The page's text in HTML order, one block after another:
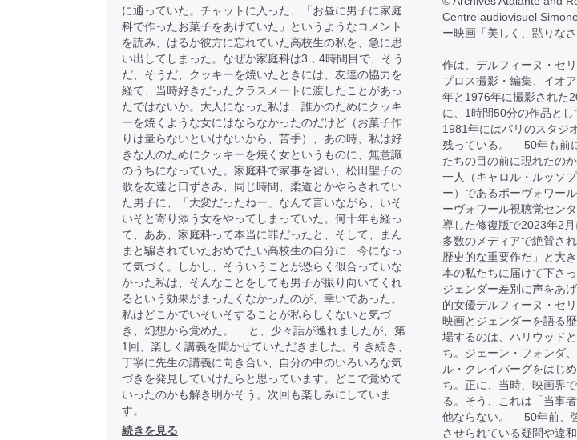
に通っていた。チャットに入った、「お昼に男子に家庭
科で作ったお菓子をあげていた」というようなコメント
を読み、はるか彼方に忘れていた高校生の私を、急に思
い出してしまった。なぜか家庭科は3，4時間目で、そう
だ、そうだ、クッキーを焼いたときには、友達の協力を
経て、当時好きだったクラスメートに渡したことがあっ
たではないか。大人になった私は、誰かのためにクッキ
ーを焼くような女にはならなかったのだけど（お菓子作
りは量らないといけないから、苦手）、あの時、私は好
きな人のためにクッキーを焼く女というものに、無意識
のうちになっていた。家庭科で家事を習い、松田聖子の
歌を友達と口ずさみ、同じ時間、柔道とかやらされてい
た男子に、「大変だったねー」なんて言いながら、いそ
いそと寄り添う女をやってしまっていた。何十年も経っ
て、ああ、家庭科って本当に罪だったと、そして、まん
まと騙されていたおめでたい高校生の自分に、今になっ
て気づく。しかし、そういうことが恐らく似合っていな
かった私は、そんなことをしても男子が振り向いてくれ
るという効果がまったくなかったのが、幸いであった。
私はどこかでいそいそすることが私らしくないと気づ
き、幻想から覚めた。 と、少々話が逸れましたが、第
1回、楽しく講義を聞かせていただきました。引き続き、
丁寧に先生の講義に向き合い、自分の中のいろいろな気
づきを発見していけたらと思っています。どこで覚めて
いったのかも解き明かそう。次回も楽しみにしていま
す。
続きを見る
Centre audiovisuel
ー映画「美しく、黙りなさ
永野
作は、デルフィーヌ・セ
プロス撮影・編集、イオ
年と1976年に撮影された
に、1時間50分の作品とし
1981年にはパリのスタジ
残っている。 50年も前
たちの目の前に現れたの
一人（キャロル・ルッソ
ー）であるボーヴォワー
ーヴォワール視聴覚セン
導した修復版で2023年2
多数のメディアで絶賛さ
歴史的な重要作だ」と大
本の私たちに届けて下さ
ジェンダー差別に声をあ
的女優デルフィーヌ・セ
映画とジェンダーを語る
場するのは、ハリウッド
ち。ジェーン・フォンダ
ル・クレイバーグをはじ
ち。正に、当時、映画界
る。そう、これは「当事
他ならない。 50年前、
させられている疑問や違